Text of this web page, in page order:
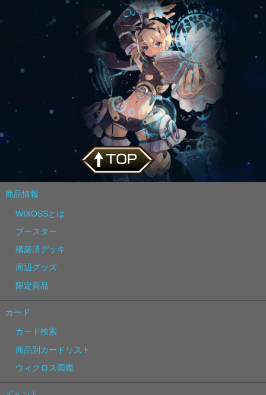
商品情報
WIXOSSとは
ブースター
構築済デッキ
周辺グッズ
限定商品
カード
カード検索
商品別カードリスト
ウィクロス図鑑